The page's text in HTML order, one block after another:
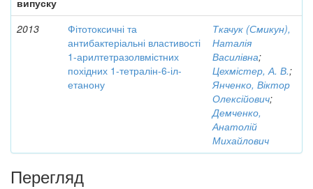
випуску
2013
Фітотоксичні та
антибактеріальні властивості
1-арилтетразолвмістних
похідних 1-тетралін-6-іл-
етанону
Ткачук (Смикун),
Наталія
Василівна;
Цехмістер, А. В.;
Янченко, Віктор
Олексійович;
Демченко,
Анатолій
Михайлович
Перегляд